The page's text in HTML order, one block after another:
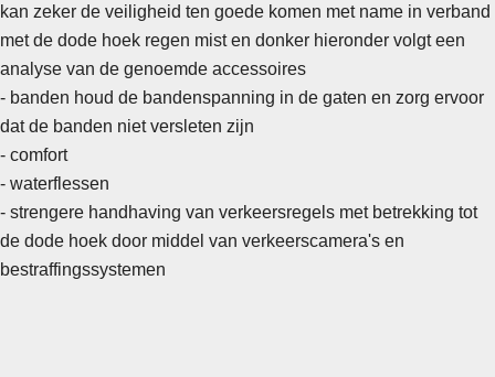
kan zeker de veiligheid ten goede komen met name in verband
met de dode hoek regen mist en donker hieronder volgt een
analyse van de genoemde accessoires
- banden houd de bandenspanning in de gaten en zorg ervoor
dat de banden niet versleten zijn
- comfort
- waterflessen
- strengere handhaving van verkeersregels met betrekking tot
de dode hoek door middel van verkeerscamera's en
bestraffingssystemen